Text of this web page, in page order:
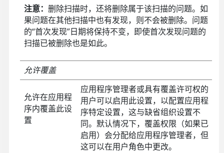
注意： 删除扫描时，还将删除属于该扫描的问题。如
果问题在其他扫描中也有发现，则不会被删除。问题
的“首次发现”日期将保持不变，即使首次发现问题的
扫描已被删除也是如此。
允许覆盖
允许在应用程
序内覆盖此设
置
应用程序管理者或具有覆盖许可权的
用户可以启用此设置，以配置应用程
序特定设置，这与缺省组织设置不
同。默认情况下，覆盖权限（如果已
启用）会分配给应用程序管理者，但
这可以在用户角色中更改。